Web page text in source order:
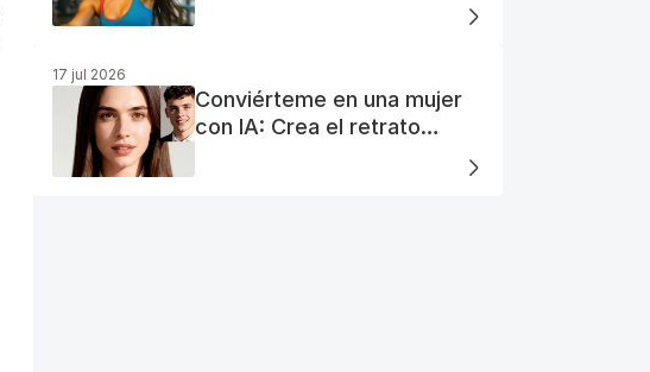
17 jul 2026
Conviérteme en una mujer
con IA: Crea el retrato